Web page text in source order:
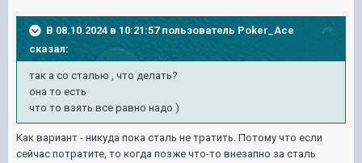
В 08.10.2024 в 10:21:57 пользователь Poker_Ace
сказал:
так а со сталью , что делать?
она то есть
что то взять все равно надо )
Как вариант - никуда пока сталь не тратить. Потому что если
сейчас потратите, то когда позже что-то внезапно за сталь